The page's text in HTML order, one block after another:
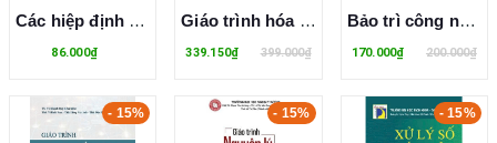
Các hiệp định thương mại tự do ở khu vực Châu Á - Thái Bình Dương, thực thi và triển vọng
86.000₫
Giáo trình hóa sinh công nghiệp - Lê Ngọc Tú
339.150₫ 399.000₫
Bảo trì công nghiệp
170.000₫ 200.000₫
- 15% - 15% - 15%